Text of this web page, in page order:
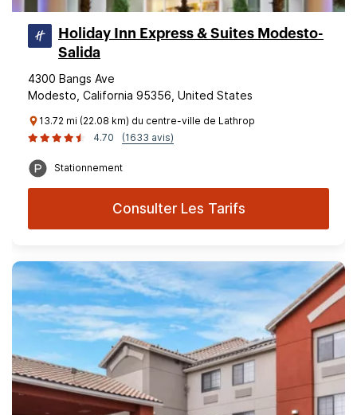
Holiday Inn Express & Suites Modesto-
Salida
4300 Bangs Ave
Modesto, California 95356, United States
13.72 mi (22.08 km) du centre-ville de Lathrop
4.70
(1633 avis)
Stationnement
Consulter Les Tarifs